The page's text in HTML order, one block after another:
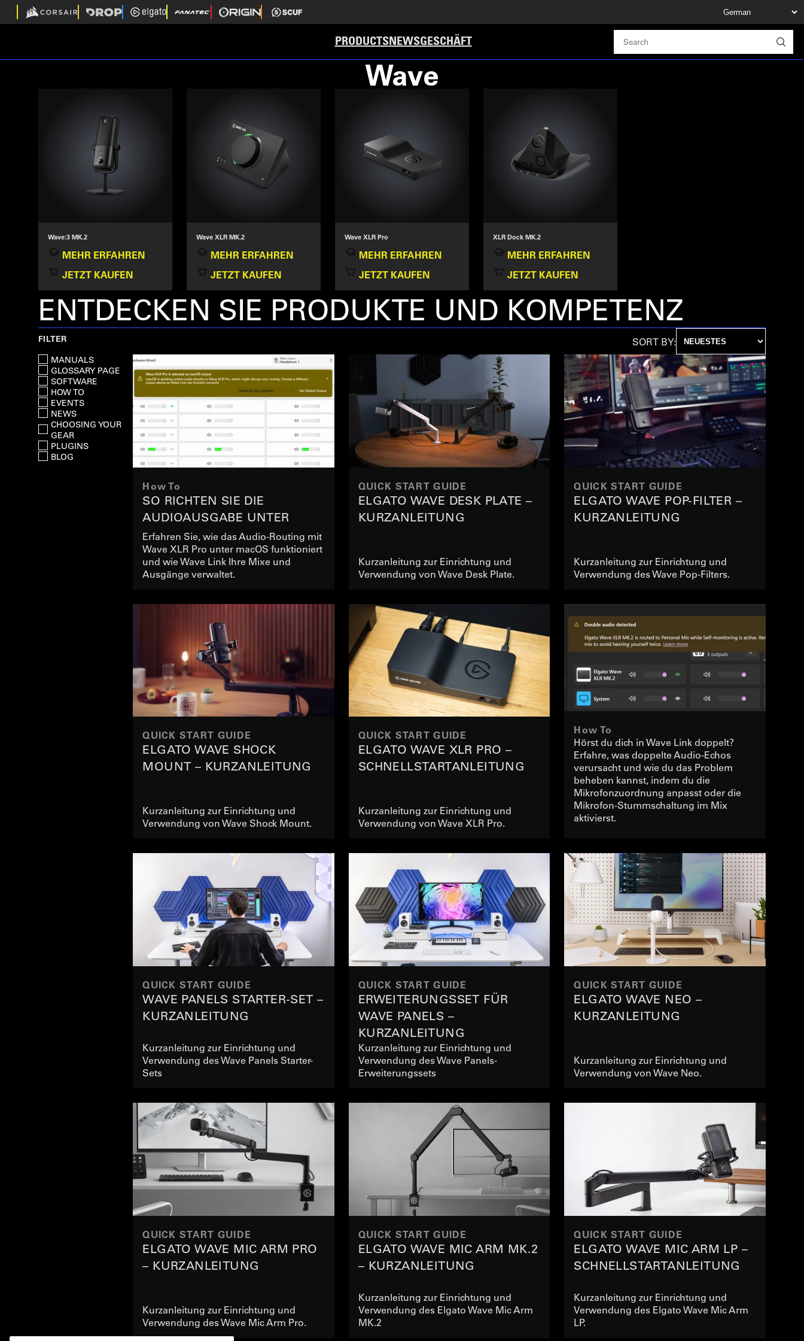
PRODUCTSNEWSGESCHÄFT
Wave
Wave:3 MK.2
MEHR ERFAHREN
JETZT KAUFEN
Wave XLR MK.2
MEHR ERFAHREN
JETZT KAUFEN
Wave XLR Pro
MEHR ERFAHREN
JETZT KAUFEN
XLR Dock MK.2
MEHR ERFAHREN
JETZT KAUFEN
ENTDECKEN SIE PRODUKTE UND KOMPETENZ
FILTER
MANUALS
GLOSSARY PAGE
SOFTWARE
HOW TO
EVENTS
NEWS
CHOOSING YOUR
GEAR
PLUGINS
BLOG
SORT BY:
How To
SO RICHTEN SIE DIE
AUDIOAUSGABE UNTER
MACOS MIT WAVE XLR PRO
EIN
Erfahren Sie, wie das Audio-Routing mit
Wave XLR Pro unter macOS funktioniert
und wie Wave Link Ihre Mixe und
Ausgänge verwaltet.
QUICK START GUIDE
ELGATO WAVE DESK PLATE –
KURZANLEITUNG
Kurzanleitung zur Einrichtung und
Verwendung von Wave Desk Plate.
QUICK START GUIDE
ELGATO WAVE POP-FILTER –
KURZANLEITUNG
Kurzanleitung zur Einrichtung und
Verwendung des Wave Pop-Filters.
QUICK START GUIDE
ELGATO WAVE SHOCK
MOUNT – KURZANLEITUNG
Kurzanleitung zur Einrichtung und
Verwendung von Wave Shock Mount.
QUICK START GUIDE
ELGATO WAVE XLR PRO –
SCHNELLSTARTANLEITUNG
Kurzanleitung zur Einrichtung und
Verwendung von Wave XLR Pro.
How To
IN WAVE LINK WURDE
DOPPELTER TON ERKANNT
Hörst du dich in Wave Link doppelt?
Erfahre, was doppelte Audio-Echos
verursacht und wie du das Problem
beheben kannst, indem du die
Mikrofonzuordnung anpasst oder die
Mikrofon-Stummschaltung im Mix
aktivierst.
QUICK START GUIDE
WAVE PANELS STARTER-SET –
KURZANLEITUNG
Kurzanleitung zur Einrichtung und
Verwendung des Wave Panels Starter-
Sets
QUICK START GUIDE
ERWEITERUNGSSET FÜR
WAVE PANELS –
KURZANLEITUNG
Kurzanleitung zur Einrichtung und
Verwendung des Wave Panels-
Erweiterungssets
QUICK START GUIDE
ELGATO WAVE NEO –
KURZANLEITUNG
Kurzanleitung zur Einrichtung und
Verwendung von Wave Neo.
QUICK START GUIDE
ELGATO WAVE MIC ARM PRO
– KURZANLEITUNG
Kurzanleitung zur Einrichtung und
Verwendung des Wave Mic Arm Pro.
QUICK START GUIDE
ELGATO WAVE MIC ARM MK.2
– KURZANLEITUNG
Kurzanleitung zur Einrichtung und
Verwendung des Elgato Wave Mic Arm
MK.2
QUICK START GUIDE
ELGATO WAVE MIC ARM LP –
SCHNELLSTARTANLEITUNG
Kurzanleitung zur Einrichtung und
Verwendung des Elgato Wave Mic Arm
LP.